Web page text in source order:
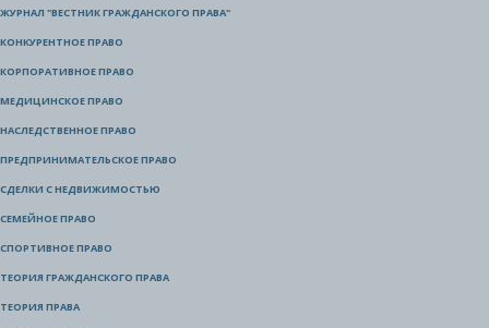
ЖУРНАЛ "ВЕСТНИК ГРАЖДАНСКОГО ПРАВА"
КОНКУРЕНТНОЕ ПРАВО
КОРПОРАТИВНОЕ ПРАВО
МЕДИЦИНСКОЕ ПРАВО
НАСЛЕДСТВЕННОЕ ПРАВО
ПРЕДПРИНИМАТЕЛЬСКОЕ ПРАВО
СДЕЛКИ С НЕДВИЖИМОСТЬЮ
СЕМЕЙНОЕ ПРАВО
СПОРТИВНОЕ ПРАВО
ТЕОРИЯ ГРАЖДАНСКОГО ПРАВА
ТЕОРИЯ ПРАВА